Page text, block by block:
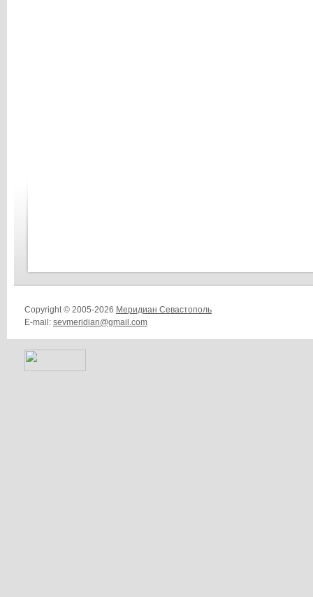
Copyright © 2005-2026 Меридиан Севастополь
E-mail: sevmeridian@gmail.com